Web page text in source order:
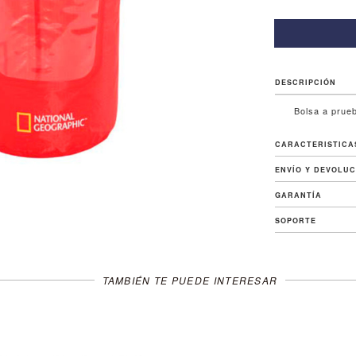
DESCRIPCIÓN
Bolsa a
ENVÍO Y
GARANTÍA
SOPORTE
TAMBIÉN TE PUEDE INTERESAR